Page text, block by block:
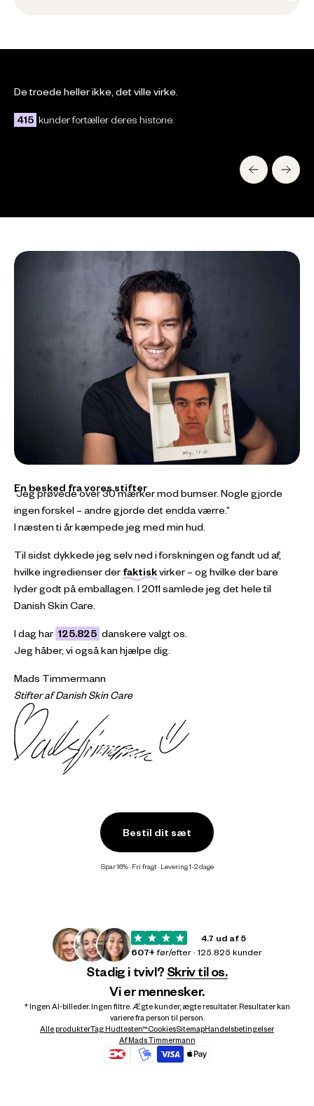
De troede heller ikke, det ville virke.
415 kunder fortæller deres historie.
hjælpe.”
Silvia
den ikke mere.”
En besked fra vores stifter
Jeg prøvede over 30 mærker mod bumser. Nogle gjorde
ingen forskel – andre gjorde det endda værre.
I næsten ti år kæmpede jeg med min hud.
Til sidst dykkede jeg selv ned i forskningen og fandt ud af,
hvilke ingredienser der faktiskvirker – og hvilke der bare
lyder godt på emballagen. I 2011 samlede jeg det hele til
Danish Skin Care.
I dag har 125.825 danskere valgt os.
Jeg håber, vi også kan hjælpe dig.
Mads Timmermann
Stifter af Danish Skin Care
Bestil dit sæt
Spar 16% · Fri fragt · Levering 1-2 dage
4.7 ud af 5
607+før/efter · 125.825 kunder
Stadig i tvivl? Skriv til os.
Vi er mennesker.
* Ingen AI-billeder. Ingen filtre. Ægte kunder, ægte resultater. Resultater kan
variere fra person til person.
Alle produkterTag Hudtesten™CookiesSitemapHandelsbetingelser
Af Mads Timmermann